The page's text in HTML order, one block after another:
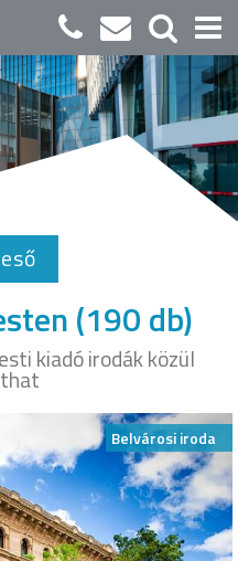
(190 db)
kiadó irodák közül
Belvárosi iroda